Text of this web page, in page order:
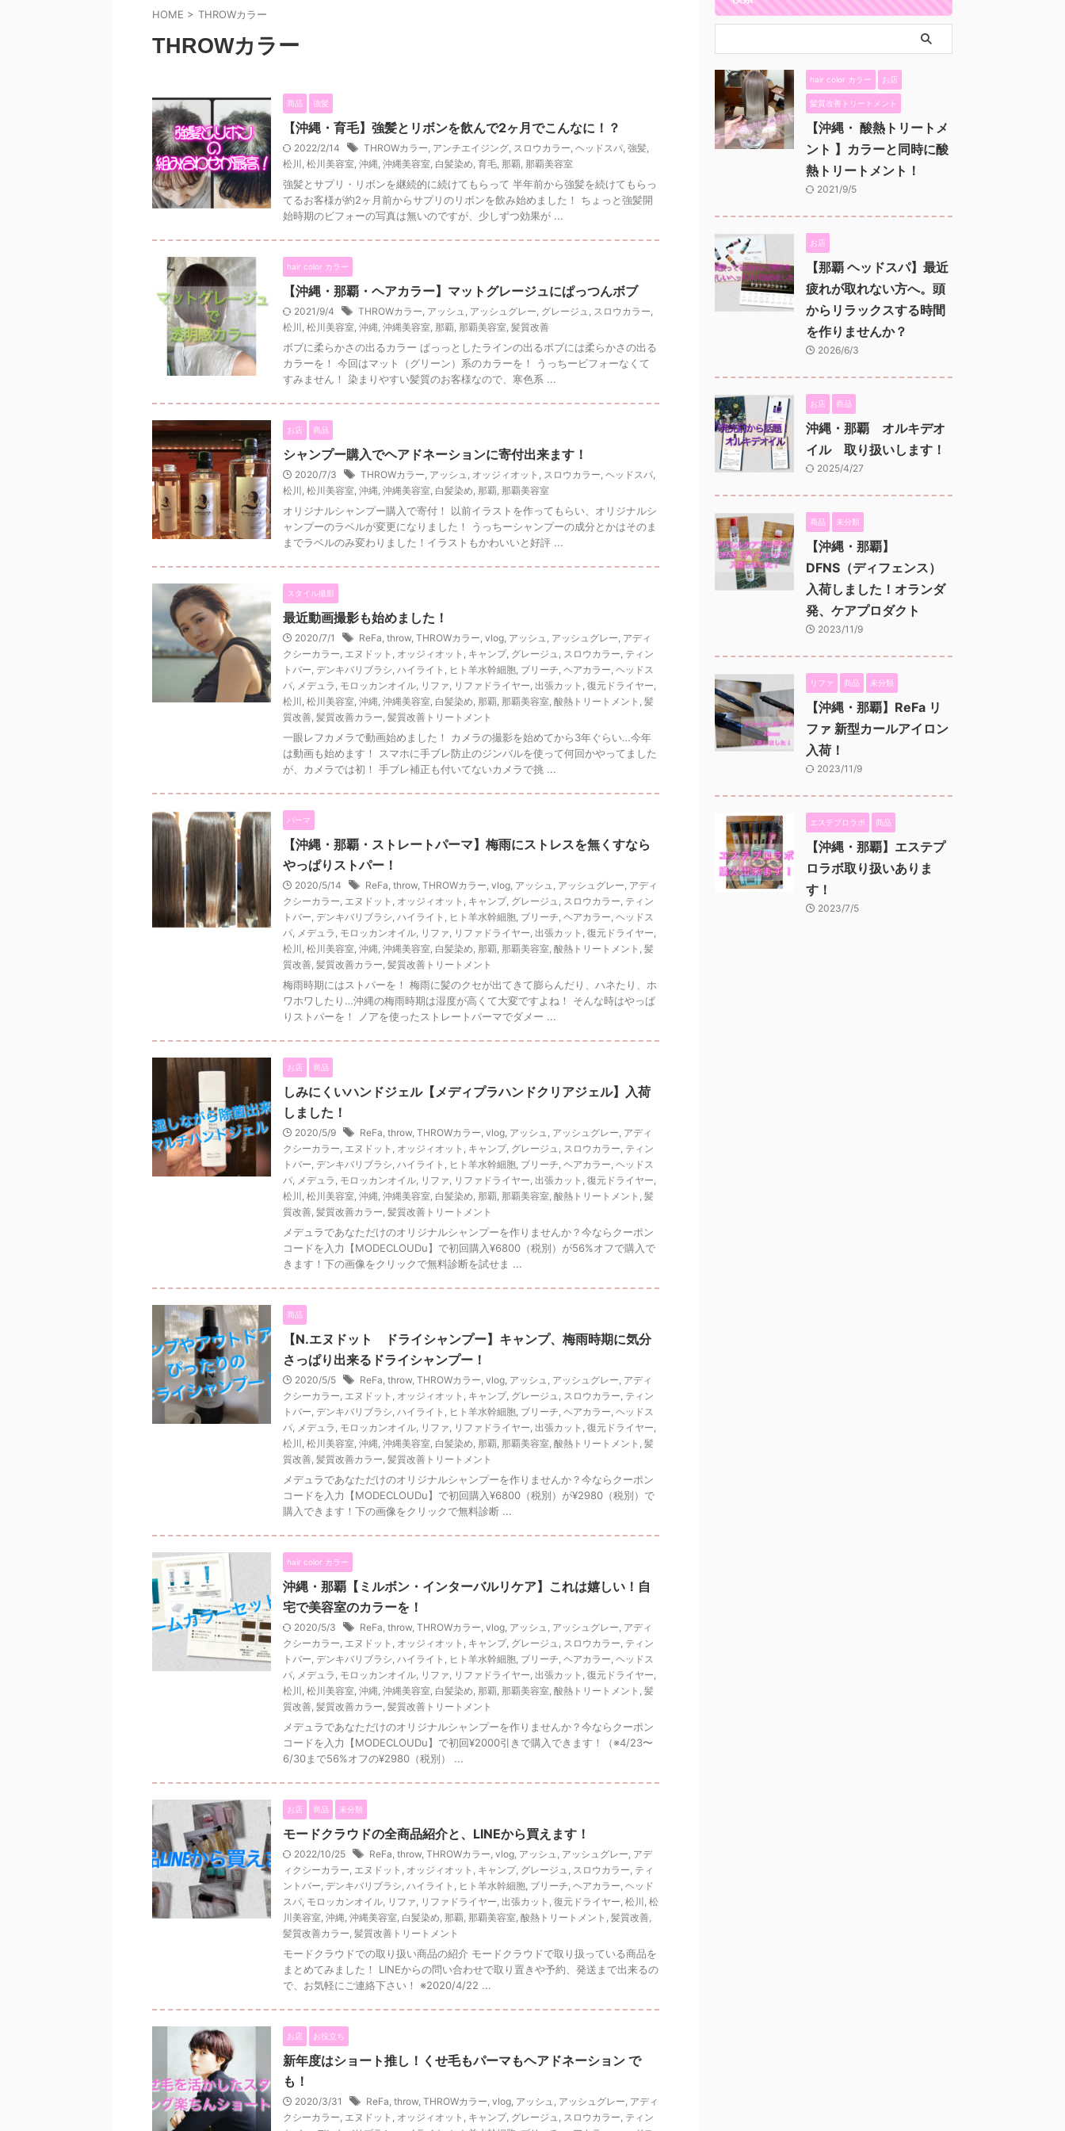
HOME > THROWカラー
THROWカラー
商品 強髪
【沖縄・育毛】強髪とリボンを飲んで2ヶ月でこんなに！？
2022/2/14 THROWカラー, アンチエイジング, スロウカラー, ヘッドスパ, 強髪,
松川 , 松川美容室, 沖縄, 沖縄美容室, 白髪染め, 育毛, 那覇, 那覇美容室
強髪とサプリ・リボンを継続的に続けてもらって 半年前から強髪を続けてもらっ
てるお客様が約2ヶ月前からサプリのリボンを飲み始めました！ ちょっと強髪開
始時期のビフォーの写真は無いのですが、少しずつ効果が ...
hair color カラー
【沖縄・那覇・ヘアカラー】マットグレージュにぱっつんボブ
2021/9/4 THROWカラー, アッシュ , アッシュグレー, グレージュ , スロウカラー,
松川 , 松川美容室, 沖縄, 沖縄美容室, 那覇, 那覇美容室, 髪質改善
ボブに柔らかさの出るカラー ぱっっとしたラインの出るボブには柔らかさの出る
カラーを！ 今回はマット（グリーン）系のカラーを！ うっちービフォーなくて
すみません！ 染まりやすい髪質のお客様なので、寒色系 ...
お店 商品
シャンプー購入でヘアドネーションに寄付出来ます！
2020/7/3 THROWカラー, アッシュ , オッジィオット , スロウカラー, ヘッドスパ,
松川 , 松川美容室, 沖縄, 沖縄美容室, 白髪染め, 那覇, 那覇美容室
オリジナルシャンプー購入で寄付！ 以前イラストを作ってもらい、オリジナルシ
ャンプーのラベルが変更になりました！ うっちーシャンプーの成分とかはそのま
までラベルのみ変わりました！イラストもかわいいと好評 ...
スタイル撮影
最近動画撮影も始めました！
2020/7/1 ReFa, throw, THROWカラー, vlog, アッシュ , アッシュグレー, アディ
クシーカラー, エヌドット , オッジィオット , キャンプ, グレージュ , スロウカラー, ティン
トバー, デンキバリブラシ, ハイライト , ヒト羊水幹細胞, ブリーチ, ヘアカラー, ヘッドス
パ, メデュラ , モロッカンオイル, リファ, リファドライヤー, 出張カット , 復元ドライヤー,
松川 , 松川美容室, 沖縄, 沖縄美容室, 白髪染め, 那覇, 那覇美容室, 酸熱トリートメント , 髪
質改善, 髪質改善カラー, 髪質改善トリートメント
一眼レフカメラで動画始めました！ カメラの撮影を始めてから3年ぐらい…今年
は動画も始めます！ スマホに手ブレ防止のジンバルを使って何回かやってました
が、カメラでは初！ 手ブレ補正も付いてないカメラで挑 ...
パーマ
【沖縄・那覇・ストレートパーマ】梅雨にストレスを無くすなら
やっぱりストパー！
2020/5/14 ReFa, throw, THROWカラー, vlog, アッシュ , アッシュグレー, アディ
クシーカラー, エヌドット , オッジィオット , キャンプ, グレージュ , スロウカラー, ティン
トバー, デンキバリブラシ, ハイライト , ヒト羊水幹細胞, ブリーチ, ヘアカラー, ヘッドス
パ, メデュラ , モロッカンオイル, リファ, リファドライヤー, 出張カット , 復元ドライヤー,
松川 , 松川美容室, 沖縄, 沖縄美容室, 白髪染め, 那覇, 那覇美容室, 酸熱トリートメント , 髪
質改善, 髪質改善カラー, 髪質改善トリートメント
梅雨時期にはストパーを！ 梅雨に髪のクセが出てきて膨らんだり、ハネたり、ホ
ワホワしたり…沖縄の梅雨時期は湿度が高くて大変ですよね！ そんな時はやっぱ
りストパーを！ ノアを使ったストレートパーマでダメー ...
お店 商品
しみにくいハンドジェル【メディプラハンドクリアジェル】入荷
しました！
2020/5/9 ReFa, throw, THROWカラー, vlog, アッシュ , アッシュグレー, アディ
クシーカラー, エヌドット , オッジィオット , キャンプ, グレージュ , スロウカラー, ティン
トバー, デンキバリブラシ, ハイライト , ヒト羊水幹細胞, ブリーチ, ヘアカラー, ヘッドス
パ, メデュラ , モロッカンオイル, リファ, リファドライヤー, 出張カット , 復元ドライヤー,
松川 , 松川美容室, 沖縄, 沖縄美容室, 白髪染め, 那覇, 那覇美容室, 酸熱トリートメント , 髪
質改善, 髪質改善カラー, 髪質改善トリートメント
メデュラであなただけのオリジナルシャンプーを作りませんか？今ならクーポン
コードを入力【MODECLOUDu】で初回購入¥6800（税別）が56%オフで購入で
きます！下の画像をクリックで無料診断を試せま ...
商品
【N.エヌドット ドライシャンプー】キャンプ、梅雨時期に気分
さっぱり出来るドライシャンプー！
2020/5/5 ReFa, throw, THROWカラー, vlog, アッシュ , アッシュグレー, アディ
クシーカラー, エヌドット , オッジィオット , キャンプ, グレージュ , スロウカラー, ティン
トバー, デンキバリブラシ, ハイライト , ヒト羊水幹細胞, ブリーチ, ヘアカラー, ヘッドス
パ, メデュラ , モロッカンオイル, リファ, リファドライヤー, 出張カット , 復元ドライヤー,
松川 , 松川美容室, 沖縄, 沖縄美容室, 白髪染め, 那覇, 那覇美容室, 酸熱トリートメント , 髪
質改善, 髪質改善カラー, 髪質改善トリートメント
メデュラであなただけのオリジナルシャンプーを作りませんか？今ならクーポン
コードを入力【MODECLOUDu】で初回購入¥6800（税別）が¥2980（税別）で
購入できます！下の画像をクリックで無料診断 ...
hair color カラー
沖縄・那覇【ミルボン・インターバルリケア】これは嬉しい！自
宅で美容室のカラーを！
2020/5/3 ReFa, throw, THROWカラー, vlog, アッシュ , アッシュグレー, アディ
クシーカラー, エヌドット , オッジィオット , キャンプ, グレージュ , スロウカラー, ティン
トバー, デンキバリブラシ, ハイライト , ヒト羊水幹細胞, ブリーチ, ヘアカラー, ヘッドス
パ, メデュラ , モロッカンオイル, リファ, リファドライヤー, 出張カット , 復元ドライヤー,
松川 , 松川美容室, 沖縄, 沖縄美容室, 白髪染め, 那覇, 那覇美容室, 酸熱トリートメント , 髪
質改善, 髪質改善カラー, 髪質改善トリートメント
メデュラであなただけのオリジナルシャンプーを作りませんか？今ならクーポン
コードを入力【MODECLOUDu】で初回¥2000引きで購入できます！（※4/23〜
6/30まで56%オフの¥2980（税別） ...
お店 商品 未分類
モードクラウドの全商品紹介と、LINEから買えます！
2022/10/25 ReFa, throw, THROWカラー, vlog, アッシュ , アッシュグレー, アデ
ィクシーカラー, エヌドット , オッジィオット , キャンプ, グレージュ , スロウカラー, ティ
ントバー, デンキバリブラシ, ハイライト , ヒト羊水幹細胞, ブリーチ, ヘアカラー, ヘッド
スパ, モロッカンオイル, リファ, リファドライヤー, 出張カット , 復元ドライヤー, 松川 , 松
川美容室, 沖縄, 沖縄美容室, 白髪染め, 那覇, 那覇美容室, 酸熱トリートメント , 髪質改善,
髪質改善カラー, 髪質改善トリートメント
モードクラウドでの取り扱い商品の紹介 モードクラウドで取り扱っている商品を
まとめてみました！ LINEからの問い合わせで取り置きや予約、発送まで出来るの
で、お気軽にご連絡下さい！ ※2020/4/22 ...
お店 お役立ち
新年度はショート推し！くせ毛もパーマもヘアドネーション で
も！
2020/3/31 ReFa, throw, THROWカラー, vlog, アッシュ , アッシュグレー, アディ
クシーカラー, エヌドット , オッジィオット , キャンプ, グレージュ , スロウカラー, ティン
hair color カラー お店
髪質改善トリートメント
【沖縄・ 酸熱トリートメ
ント 】カラーと同時に酸
熱トリートメント！
2021/9/5
お店
【那覇 ヘッドスパ】最近
疲れが取れない方へ。頭
からリラックスする時間
を作りませんか？
2026/6/3
お店 商品
沖縄・那覇 オルキデオ
イル 取り扱いします！
2025/4/27
商品 未分類
【沖縄・那覇】
DFNS（ディフェンス）
入荷しました！オランダ
発、ケアプロダクト
2023/11/9
リファ 商品 未分類
【沖縄・那覇】ReFa リ
ファ 新型カールアイロン
入荷！
2023/11/9
エステプロラボ 商品
【沖縄・那覇】エステプ
ロラボ取り扱いありま
す！
2023/7/5